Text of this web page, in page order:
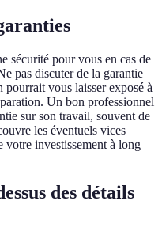
sécurité pour vous en cas de
pas discuter de la garantie
vous laisser exposé à
Un bon professionnel
sur son travail, souvent de
les éventuels vices
votre investissement à long
des détails